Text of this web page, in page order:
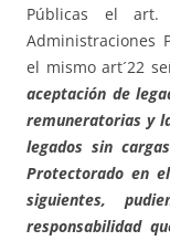
Públicas el
Administraciones
el mismo art´22
aceptación de
remuneratorias y
legados sin
Protectorado en
siguientes,
responsabilidad